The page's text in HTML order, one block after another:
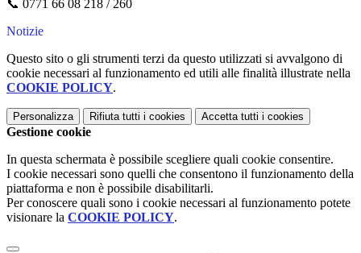
📞 0771 66 08 218 / 260
Notizie
Questo sito o gli strumenti terzi da questo utilizzati si avvalgono di
cookie necessari al funzionamento ed utili alle finalità illustrate nella
COOKIE POLICY.
Personalizza Rifiuta tutti i cookies Accetta tutti i cookies
Gestione cookie
In questa schermata è possibile scegliere quali cookie consentire.
I cookie necessari sono quelli che consentono il funzionamento della
piattaforma e non è possibile disabilitarli.
Per conoscere quali sono i cookie necessari al funzionamento potete
visionare la COOKIE POLICY.